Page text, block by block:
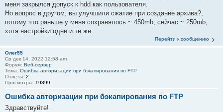
меня закрылся допуск к hdd как пользователя.
Но вопрос в другом, вы улучшили сжатие при создание архива?,
потому что раньше у меня сохранялось ~ 450mb, сейчас ~ 250mb,
хотя настройки одни и те же.
Перейти к сообщению
Олег55
Ср дек 14, 2022 12:58 am
Форум: Веб-сервер
Тема: Ошибка авторизации при бэкапирования по FTP
Ответы: 2
Просмотры: 19899
Ошибка авторизации при бэкапирования по FTP
Здравствуйте!